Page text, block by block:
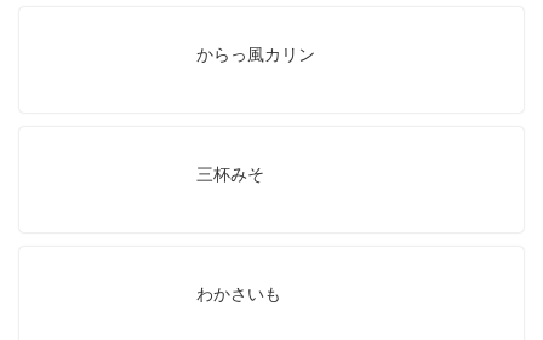
からっ風カリン
三杯みそ
わかさいも